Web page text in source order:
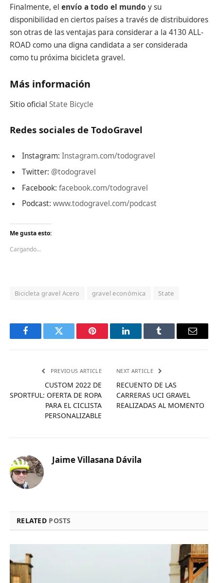
Finalmente, el envío a todo el mundo y su
disponibilidad en ciertos países a través de distribuidores
son otras de las ventajas para considerar a la 4130 ALL-
ROAD como una digna candidata a ser considerada
como tu próxima bicicleta gravel.
Más información
Sitio oficial State Bicycle
Redes sociales de TodoGravel
Instagram: Instagram.com/todogravel
Twitter: @todogravel
Facebook: facebook.com/todogravel
Podcast: www.todogravel.com/podcast
Me gusta esto:
Cargando...
Bicicleta gravel Acero gravel económica State
FacebookTwitter Pinterest LinkedInTumblr Email
PREVIOUS ARTICLE
CUSTOM 2022 DE
SPORTFUL: OFERTA DE ROPA
PARA EL CICLISTA
PERSONALIZABLE
NEXT ARTICLE
RECUENTO DE LAS
CARRERAS UCI GRAVEL
REALIZADAS AL MOMENTO
Jaime Villasana Dávila
RELATED POSTS